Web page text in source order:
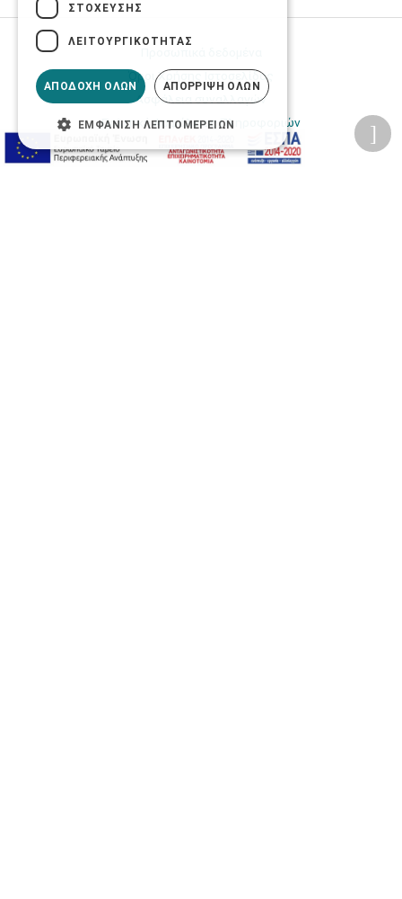
Όροι Χρήσης Ιστοσελίδας
Ασφάλεια συναλλαγών
Πολιτική Ασφάλειας Πληροφοριών
ΣΤΌΧΕΥΣΗΣ
ΛΕΙΤΟΥΡΓΙΚΌΤΗΤΑΣ
ΑΠΟΔΟΧΉ ΌΛΩΝ ΑΠΌΡΡΙΨΗ ΌΛΩΝ
ΕΜΦΆΝΙΣΗ ΛΕΠΤΟΜΕΡΕΙΏΝ